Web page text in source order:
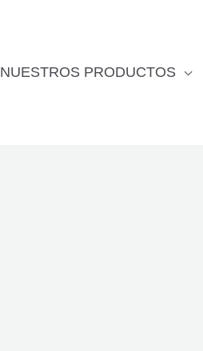
NUESTROS PRODUCTOS